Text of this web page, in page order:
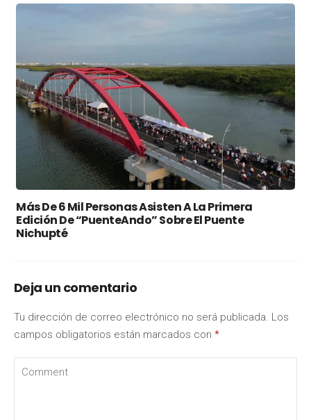
Más De 6 Mil Personas Asisten A La Primera
Edición De “PuenteAndo” Sobre El Puente
Nichupté
Deja un comentario
Tu dirección de correo electrónico no será publicada. Los
campos obligatorios están marcados con *